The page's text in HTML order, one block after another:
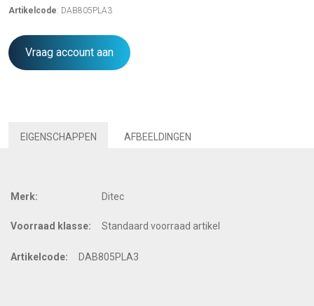
Artikelcode: DAB805PLA3
Vraag account aan
EIGENSCHAPPEN AFBEELDINGEN
Merk: Ditec
Voorraad klasse: Standaard voorraad artikel
Artikelcode: DAB805PLA3